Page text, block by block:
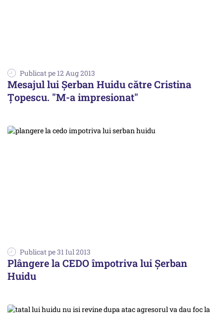
Publicat pe 12 Aug 2013
Mesajul lui Șerban Huidu către Cristina
Țopescu. "M-a impresionat"
Publicat pe 31 Iul 2013
Plângere la CEDO împotriva lui Șerban
Huidu